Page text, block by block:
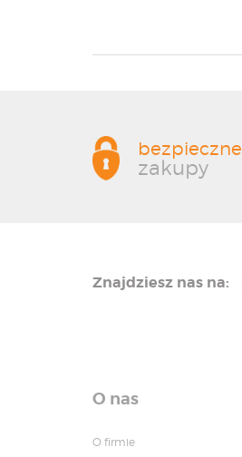
bezpieczne
zakupy
Znajdziesz nas na:
O nas
O firmie